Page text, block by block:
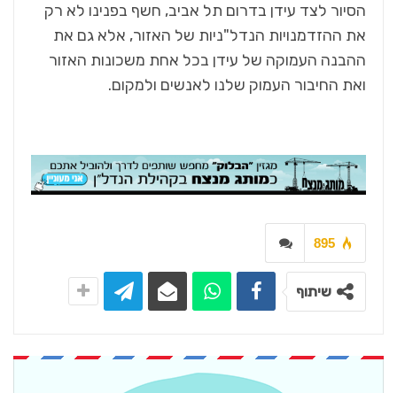
הסיור לצד עידן בדרום תל אביב, חשף בפנינו לא רק
את ההזדמנויות הנדל"ניות של האזור, אלא גם את
ההבנה העמוקה של עידן בכל אחת משכונות האזור
ואת החיבור העמוק שלנו לאנשים ולמקום.
895
שיתוף